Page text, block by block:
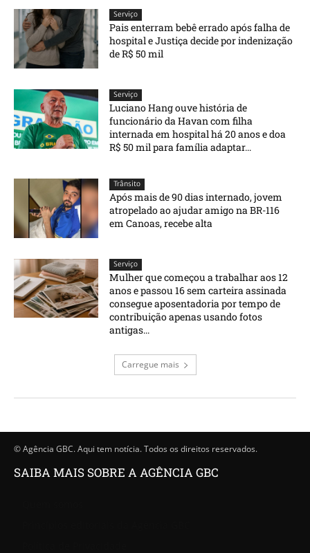
Serviço
Pais enterram bebê errado após falha de
hospital e Justiça decide por indenização
de R$ 50 mil
Serviço
Luciano Hang ouve história de
funcionário da Havan com filha
internada em hospital há 20 anos e doa
R$ 50 mil para família adaptar...
Trânsito
Após mais de 90 dias internado, jovem
atropelado ao ajudar amigo na BR-116
em Canoas, recebe alta
Serviço
Mulher que começou a trabalhar aos 12
anos e passou 16 sem carteira assinada
consegue aposentadoria por tempo de
contribuição apenas usando fotos
antigas...
Carregue mais
© Agência GBC. Aqui tem notícia. Todos os direitos reservados.
SAIBA MAIS SOBRE A AGÊNCIA GBC